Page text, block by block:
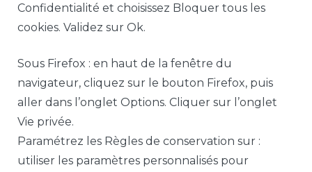
Confidentialité et choisissez Bloquer tous les
cookies. Validez sur Ok.
Sous Firefox : en haut de la fenêtre du
navigateur, cliquez sur le bouton Firefox, puis
aller dans l’onglet Options. Cliquer sur l’onglet
Vie privée.
Paramétrez les Règles de conservation sur :
utiliser les paramètres personnalisés pour